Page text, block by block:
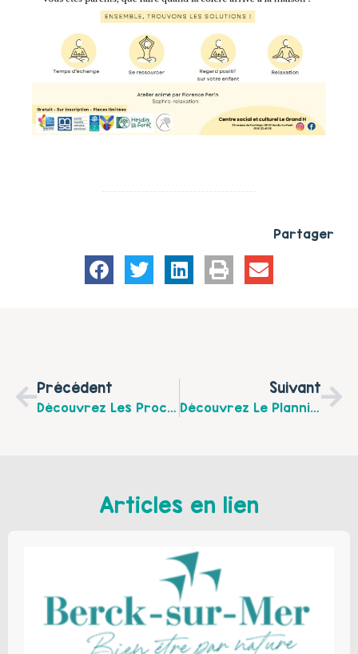
Partager
Précédent
Découvrez Les Prochaines Rencontres En Famille Du Centre Social Le Grand H À Hesdin-La-Forêt Pour Le Mois D’octobre 2025 !
Suivant
Découvrez Le Planning Des Ateliers Attente Active Du Montreuillois Pour Le Mois D’octobre 2025
Articles en lien